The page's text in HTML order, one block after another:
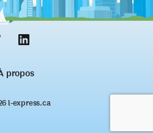
propos
l‑express.ca